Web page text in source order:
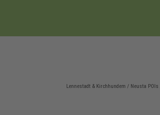
Lennestadt & Kirchhundem / Neusta POIs